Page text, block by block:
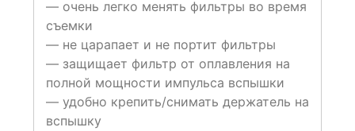
— очень легко менять фильтры во время
съемки
— не царапает и не портит фильтры
— защищает фильтр от оплавления на
полной мощности импульса вспышки
— удобно крепить/снимать держатель на
вспышку